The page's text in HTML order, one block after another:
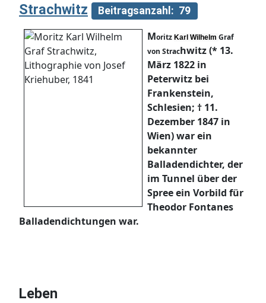
Strachwitz
Beitragsanzahl: 79
Moritz Karl Wilhelm Graf
von Strachwitz (* 13.
März 1822 in
Peterwitz bei
Frankenstein,
Schlesien; † 11.
Dezember 1847 in
Wien) war ein
bekannter
Balladendichter, der
im Tunnel über der
Spree ein Vorbild für
Theodor Fontanes
Balladendichtungen war.
Leben